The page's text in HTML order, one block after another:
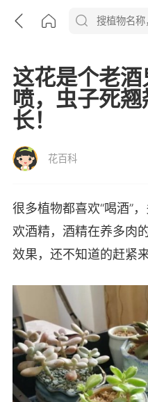
这花是个老
喷，虫子死
长！
花百科
很多植物都喜欢“喝酒”
欢酒精，酒精在养多肉
效果，还不知道的赶紧来